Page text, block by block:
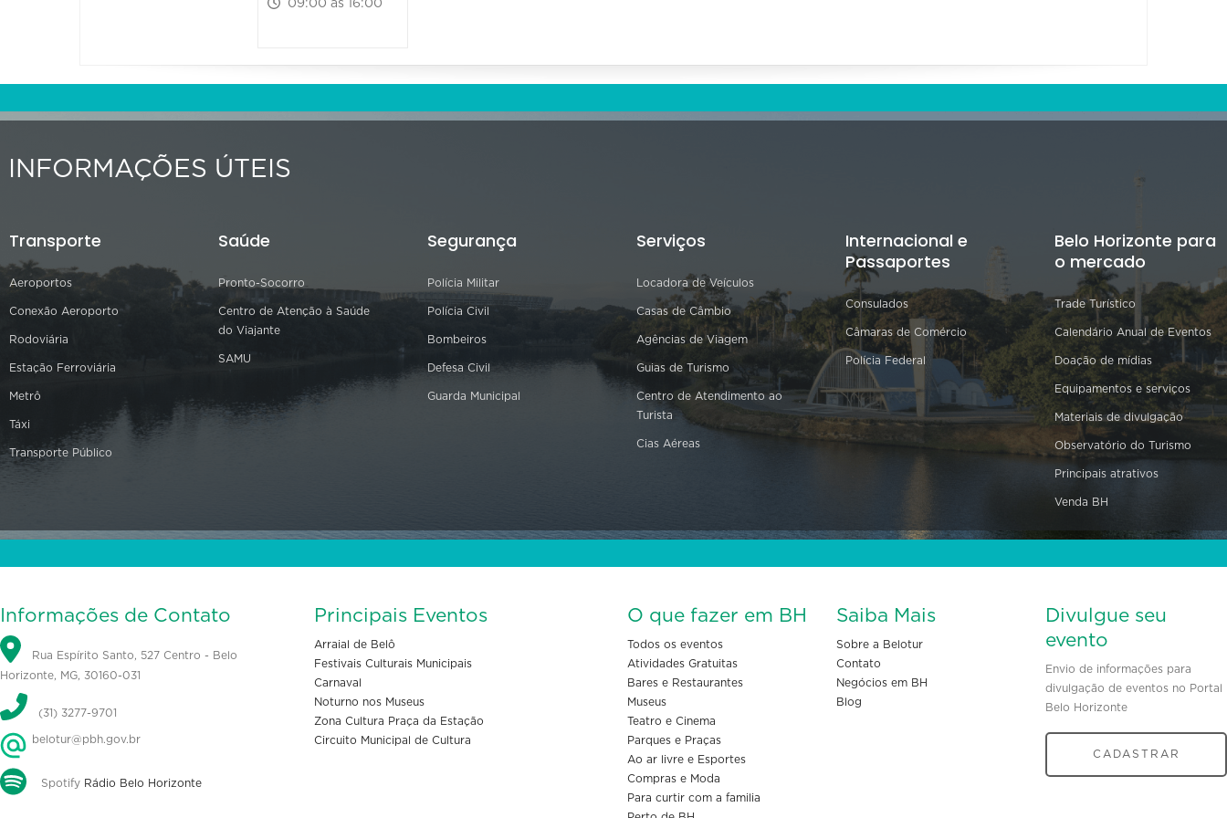
09:00 às 16:00
INFORMAÇÕES ÚTEIS
Transporte
Aeroportos
Conexão Aeroporto
Rodoviária
Estação Ferroviária
Metrô
Táxi
Transporte Público
Saúde
Pronto-Socorro
Centro de Atenção à Saúde
do Viajante
SAMU
Segurança
Polícia Militar
Polícia Civil
Bombeiros
Defesa Civil
Guarda Municipal
Serviços
Locadora de Veículos
Casas de Câmbio
Agências de Viagem
Guias de Turismo
Centro de Atendimento ao
Turista
Cias Aéreas
Internacional e
Passaportes
Consulados
Câmaras de Comércio
Polícia Federal
Belo Horizonte para
o mercado
Trade Turístico
Calendário Anual de Eventos
Doação de mídias
Equipamentos e serviços
Materiais de divulgação
Observatório do Turismo
Principais atrativos
Venda BH
Informações de Contato
Rua Espírito Santo, 527 Centro - Belo
Horizonte, MG, 30160-031
(31) 3277-9701
belotur@pbh.gov.br
Spotify Rádio Belo Horizonte
Principais Eventos
Arraial de Belô
Festivais Culturais Municipais
Carnaval
Noturno nos Museus
Zona Cultura Praça da Estação
Circuito Municipal de Cultura
O que fazer em BH
Todos os eventos
Atividades Gratuitas
Bares e Restaurantes
Museus
Teatro e Cinema
Parques e Praças
Ao ar livre e Esportes
Compras e Moda
Para curtir com a familia
Saiba Mais
Sobre a Belotur
Contato
Negócios em BH
Blog
Divulgue seu
evento
Envio de informações para
divulgação de eventos no Portal
Belo Horizonte
CADASTRAR